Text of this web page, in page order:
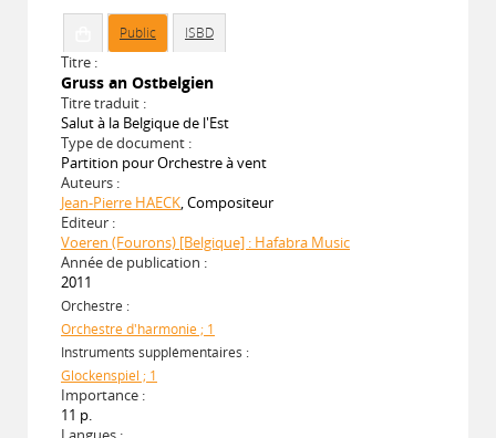
Public ISBD
Titre :
Gruss an Ostbelgien
Titre traduit :
Salut à la Belgique de l'Est
Type de document :
Partition pour Orchestre à vent
Auteurs :
Jean-Pierre HAECK, Compositeur
Editeur :
Voeren (Fourons) [Belgique] : Hafabra Music
Année de publication :
2011
Orchestre :
Orchestre d'harmonie ; 1
Instruments supplémentaires :
Glockenspiel ; 1
Importance :
11 p.